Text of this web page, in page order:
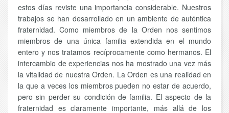
estos días reviste una importancia considerable. Nuestros
trabajos se han desarrollado en un ambiente de auténtica
fraternidad. Como miembros de la Orden nos sentimos
miembros de una única familia extendida en el mundo
entero y nos tratamos recíprocamente como hermanos. El
intercambio de experiencias nos ha mostrado una vez más
la vitalidad de nuestra Orden. La Orden es una realidad en
la que a veces los miembros pueden no estar de acuerdo,
pero sin perder su condición de familia. El aspecto de la
fraternidad es claramente importante, más allá de los